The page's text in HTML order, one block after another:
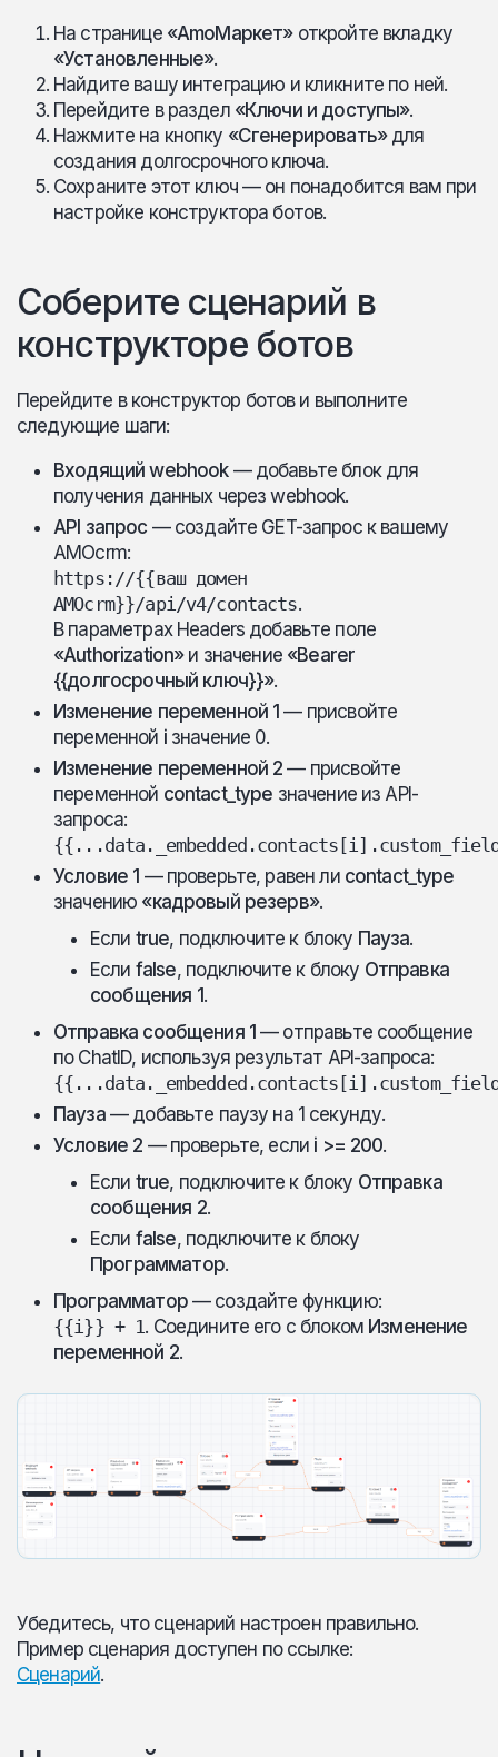
На странице «AmoМаркет»откройте вкладку
«Установленные».
Найдите вашу интеграцию и кликните по ней.
Перейдите в раздел «Ключи и доступы».
Нажмите на кнопку «Сгенерировать»для
создания долгосрочного ключа.
Сохраните этот ключ — он понадобится вам при
настройке конструктора ботов.
Соберите сценарий в
конструкторе ботов
Перейдите в конструктор ботов и выполните
следующие шаги:
Входящий webhook— добавьте блок для
получения данных через webhook.
API запрос — создайте GET-запрос к вашему
AMOcrm:
https://{{ваш домен
AMOcrm}}/api/v4/contacts.
В параметрах Headers добавьте поле
«Authorization»и значение «Bearer
{{долгосрочный ключ}}».
Изменение переменной 1 — присвойте
переменной iзначение 0.
Изменение переменной 2 — присвойте
переменной contact_type значение из API-
запроса:
Условие 1 — проверьте, равен ли contact_type
значению «кадровый резерв».
Если true, подключите к блоку Пауза.
Если false, подключите к блоку Отправка
сообщения 1.
Отправка сообщения 1 — отправьте сообщение
по ChatID, используя результат API-запроса:
Пауза— добавьте паузу на 1 секунду.
Условие 2 — проверьте, если i >= 200.
Если true, подключите к блоку Отправка
сообщения 2.
Если false, подключите к блоку
Программатор.
Программатор— создайте функцию:
{{i}} + 1. Соедините его с блоком Изменение
переменной 2.
Убедитесь, что сценарий настроен правильно.
Пример сценария доступен по ссылке:
Сценарий.